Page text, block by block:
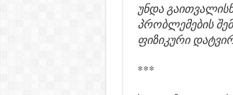
უნდა
პრობლემების
ფიზიკური
***